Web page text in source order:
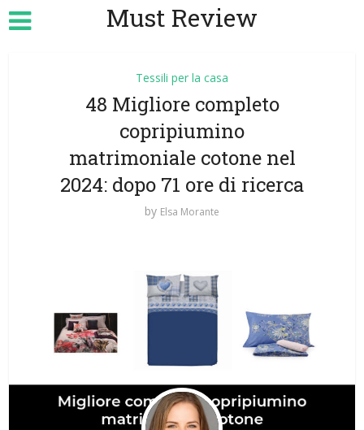
Must Review
Tessili per la casa
48 Migliore completo
copripiumino
matrimoniale cotone nel
2024: dopo 71 ore di ricerca
by Elsa Morante